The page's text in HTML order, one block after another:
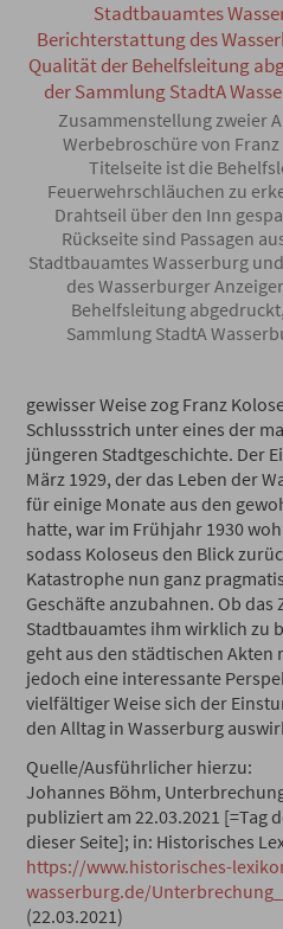
Zusammenstellung zweier
Werbebroschüre von
Titelseite ist die
Feuerwehrschläuchen zu
Drahtseil über den Inn
Rückseite sind Passagen
Stadtbauamtes Wasserburg
des Wasserburger
Behelfsleitung
Sammlung StadtA
gewisser Weise zog Franz
Schlussstrich unter eines der
jüngeren Stadtgeschichte. Der
März 1929, der das Leben der
für einige Monate aus den
hatte, war im Frühjahr 1930
sodass Koloseus den Blick
Katastrophe nun ganz
Geschäfte anzubahnen. Ob
Stadtbauamtes ihm wirklich zu
geht aus den städtischen Akten
jedoch eine interessante
vielfältiger Weise sich der
den Alltag in Wasserburg
Quelle/Ausführlicher hierzu:
Johannes Böhm,
publiziert am 22.03.2021 [=Tag
dieser Seite]; in: Historisches
https://www.historisches-
wasserburg.de/
(22.03.2021)